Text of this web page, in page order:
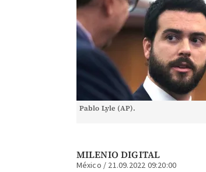
Pablo Lyle (AP).
MILENIO DIGITAL
México / 21.09.2022 09:20:00